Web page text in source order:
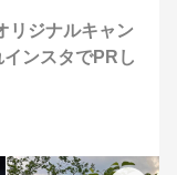
リジナルキャン
ンスタでPRし